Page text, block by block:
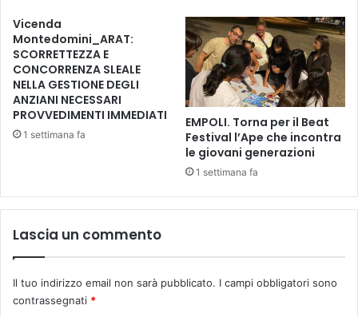
I
A
n
o
,
s
c
a
t
l
i
e
t
Vicenda
Montedomini_ARAT:
SCORRETTEZZA E
CONCORRENZA SLEALE
NELLA GESTIONE DEGLI
ANZIANI NECESSARI
PROVVEDIMENTI IMMEDIATI
1 settimana fa
EMPOLI. Torna per il Beat
Festival l’Ape che incontra
le giovani generazioni
1 settimana fa
Lascia un commento
Il tuo indirizzo email non sarà pubblicato. I campi obbligatori sono
contrassegnati *